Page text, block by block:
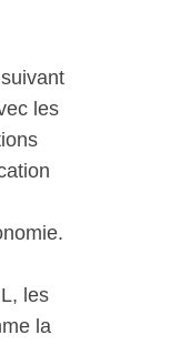
les
les
la